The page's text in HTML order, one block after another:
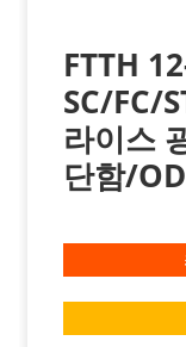
FTTH
SC/FC/
라이스
단함/